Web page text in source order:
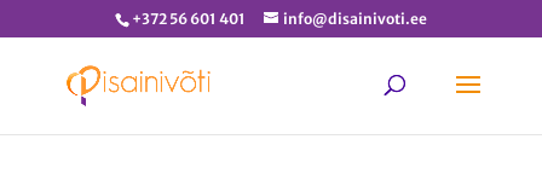
+372 56 601 401 info@disainivoti.ee